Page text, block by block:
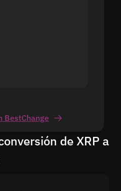
BestChange
de XRP a